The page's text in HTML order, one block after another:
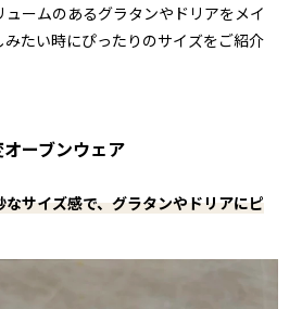
ームのあるグラタンやドリアをメイ
みたい時にぴったりのサイズをご紹介
ーブンウェア
サイズ感で、グラタンやドリアにピ